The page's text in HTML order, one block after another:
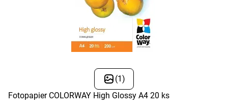
(1)
Fotopapier COLORWAY High Glossy A4 20 ks